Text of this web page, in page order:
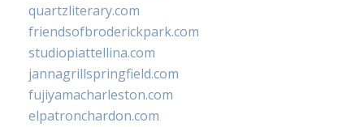
quartzliterary.com
friendsofbroderickpark.com
studiopiattellina.com
jannagrillspringfield.com
fujiyamacharleston.com
elpatronchardon.com